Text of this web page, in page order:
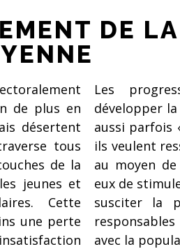
DE
de plus en
désertent
tous
de la
jeunes et
Cette
une perte
Les
développer
aussi parfois
ils veulent
au moyen
eux de
susciter la
avec la